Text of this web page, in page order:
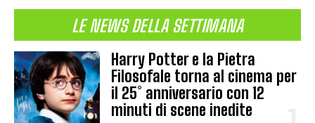
LE NEWS DELLA SETTIMANA
Harry Potter e la Pietra
Filosofale torna al cinema per
il 25° anniversario con 12
minuti di scene inedite